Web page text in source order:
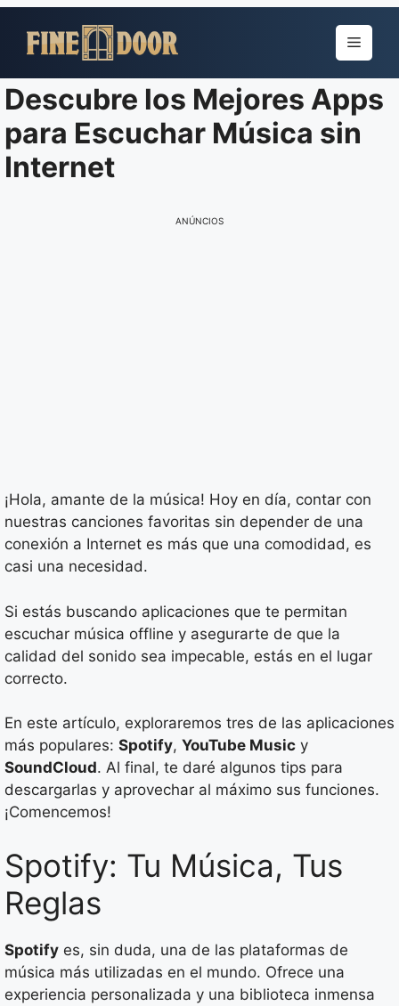
para
conteúdo
Menu
Descubre los Mejores Apps
para Escuchar Música sin
Internet
ANÚNCIOS
¡Hola, amante de la música! Hoy en día, contar con
nuestras canciones favoritas sin depender de una
conexión a Internet es más que una comodidad, es
casi una necesidad.
Si estás buscando aplicaciones que te permitan
escuchar música offline y asegurarte de que la
calidad del sonido sea impecable, estás en el lugar
correcto.
En este artículo, exploraremos tres de las aplicaciones
más populares: Spotify, YouTube Music y
SoundCloud. Al final, te daré algunos tips para
descargarlas y aprovechar al máximo sus funciones.
¡Comencemos!
Spotify: Tu Música, Tus
Reglas
Spotify es, sin duda, una de las plataformas de
música más utilizadas en el mundo. Ofrece una
experiencia personalizada y una biblioteca inmensa